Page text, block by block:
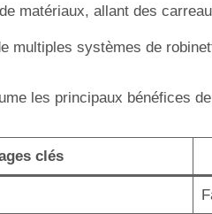
matériaux, allant des
multiples systèmes de
les principaux bénéfices
clés